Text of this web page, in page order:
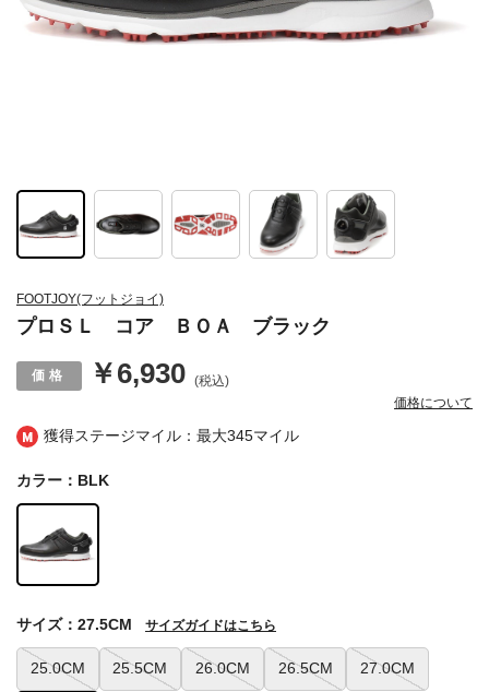
獲得ステージマイル：最大345マイル
FOOTJOY(フットジョイ)
プロＳＬ コア ＢＯＡ ブラック
￥6,930 (税込)
価格について
カラー：BLK
25.0CM 25.5CM 26.0CM 26.5CM 27.0CM
サイズ：27.5CM サイズガイドはこちら